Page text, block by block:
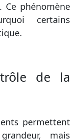
Ce phénomène
certains
de la
permettent
mais